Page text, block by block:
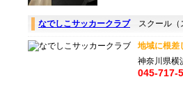
なでしこサッカークラブスクール（
地域に根差
神奈川県横
045-717-